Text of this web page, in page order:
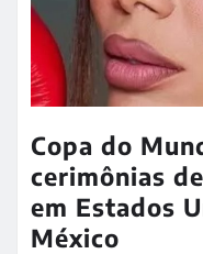
Copa do
cerimônias
em Estados
México